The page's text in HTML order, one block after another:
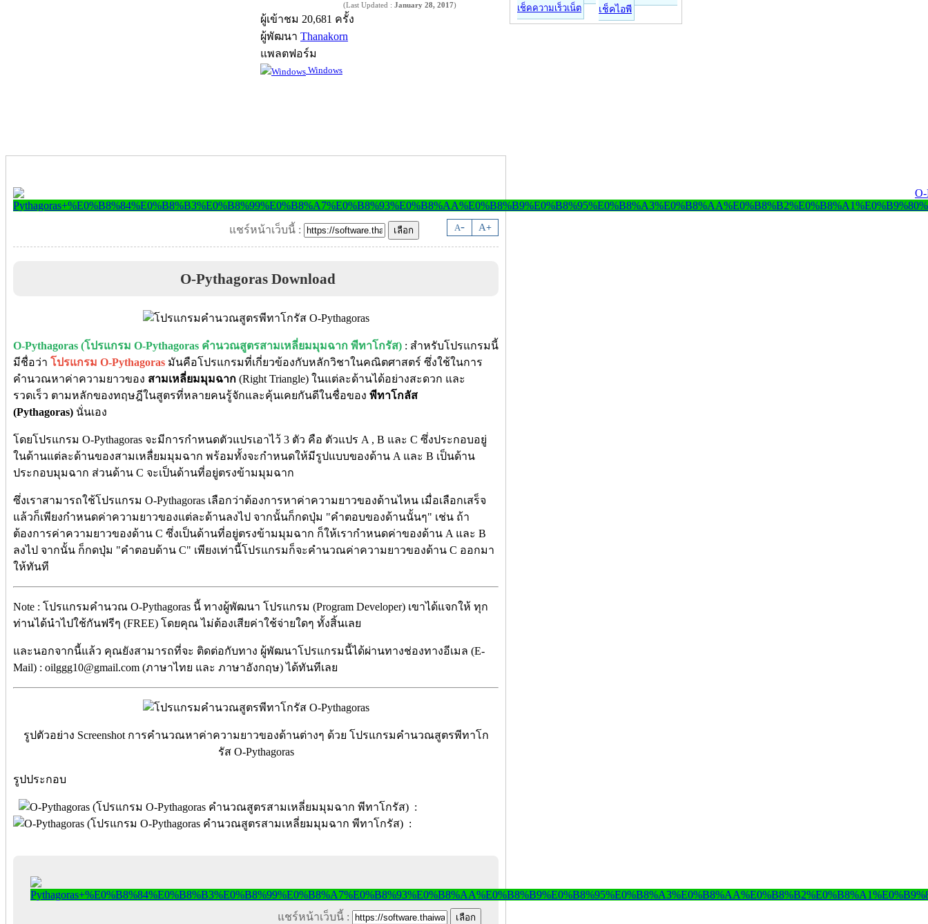
(Last Updated : January 28, 2017)
ผู้เข้าชม 20,681 ครั้ง
ผู้พัฒนา Thanakorn
แพลตฟอร์ม
Windows
A- A+
แชร์หน้าเว็บนี้ :
O-Pythagoras Download
O-Pythagoras (โปรแกรม O-Pythagoras คำนวณสูตรสามเหลี่ยมมุมฉาก พีทาโกรัส) : สำหรับโปรแกรมนี้
มีชื่อว่า โปรแกรม O-Pythagoras มันคือโปรแกรมที่เกี่ยวข้องกับหลักวิชาในคณิตศาสตร์ ซึ่งใช้ในการ
คำนวณหาค่าความยาวของ สามเหลี่ยมมุมฉาก (Right Triangle) ในแต่ละด้านได้อย่างสะดวก และ
รวดเร็ว ตามหลักของทฤษฎีในสูตรที่หลายคนรู้จักและคุ้นเคยกันดีในชื่อของ พีทาโกลัส
(Pythagoras) นั่นเอง
โดยโปรแกรม O-Pythagoras จะมีการกำหนดตัวแปรเอาไว้ 3 ตัว คือ ตัวแปร A , B และ C ซึ่งประกอบอยู่
ในด้านแต่ละด้านของสามเหลื่ยมมุมฉาก พร้อมทั้งจะกำหนดให้มีรูปแบบของด้าน A และ B เป็นด้าน
ประกอบมุมฉาก ส่วนด้าน C จะเป็นด้านที่อยู่ตรงข้ามมุมฉาก
ซึ่งเราสามารถใช้โปรแกรม O-Pythagoras เลือกว่าต้องการหาค่าความยาวของด้านไหน เมื่อเลือกเสร็จ
แล้วก็เพียงกำหนดค่าความยาวของแต่ละด้านลงไป จากนั้นก็กดปุ่ม "คำตอบของด้านนั้นๆ" เช่น ถ้า
ต้องการค่าความยาวของด้าน C ซึ่งเป็นด้านที่อยู่ตรงข้ามมุมฉาก ก็ให้เรากำหนดค่าของด้าน A และ B
ลงไป จากนั้น ก็กดปุ่ม "คำตอบด้าน C" เพียงเท่านี้โปรแกรมก็จะคำนวณค่าความยาวของด้าน C ออกมา
ให้ทันที
Note : โปรแกรมคำนวณ O-Pythagoras นี้ ทางผู้พัฒนา โปรแกรม (Program Developer) เขาได้แจกให้ ทุก
ท่านได้นำไปใช้กันฟรีๆ (FREE) โดยคุณ ไม่ต้องเสียค่าใช้จ่ายใดๆ ทั้งสิ้นเลย
และนอกจากนี้แล้ว คุณยังสามารถที่จะ ติดต่อกับทาง ผู้พัฒนาโปรแกรมนี้ได้ผ่านทางช่องทางอีเมล (E-
Mail) : oilggg10@gmail.com (ภาษาไทย และ ภาษาอังกฤษ) ได้ทันทีเลย
รูปตัวอย่าง Screenshot การคำนวณหาค่าความยาวของด้านต่างๆ ด้วย โปรแกรมคำนวณสูตรพีทาโก
รัส O-Pythagoras
รูปประกอบ
แชร์หน้าเว็บนี้ :
เช็คความเร็วเน็ต เช็คไอพี